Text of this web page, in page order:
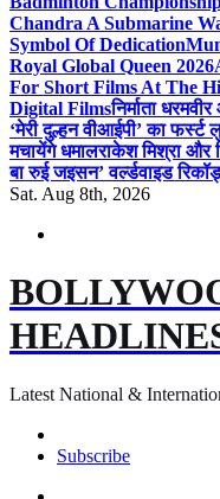
Chandra A Submarine
Symbol Of Dedication
Royal Global Queen 2026
For Short Films At The
Digital Filmsनिर्माता
‘मेरी दुल्हन वीआईपी’ का
मचायेंगे धमालराकेश मिश्रा और
बा रुई जइसन’ वर्ल्डवाइड
Sat. Aug 8th, 2026
Latest National &
Subscribe